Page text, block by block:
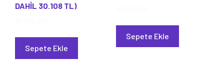
DAHİL 30.108 TL)
Sepete Ekle
Sepete Ekle